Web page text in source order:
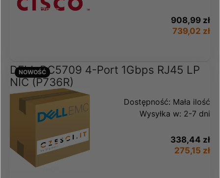
908,99 zł
739,02 zł
DELL BC5709 4-Port 1Gbps RJ45 LP
NIC (P736R)
Dostępność: Mała ilość
Wysyłka w: 2-7 dni
338,44 zł
275,15 zł
NOWOŚĆ